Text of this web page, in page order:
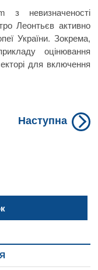
з невизначеності
Леонтьєв активно
України. Зокрема,
оцінювання
для включення
Наступна